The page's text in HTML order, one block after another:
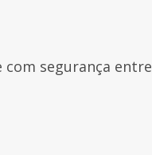
segurança entre